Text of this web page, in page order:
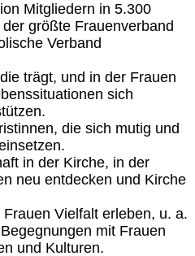
Mitgliedern in 5.300
größte Frauenverband
Verband
trägt, und in der Frauen
sich
die sich mutig und
in der Kirche, in der
neu entdecken und Kirche
Vielfalt erleben, u. a.
mit Frauen
und Kulturen.